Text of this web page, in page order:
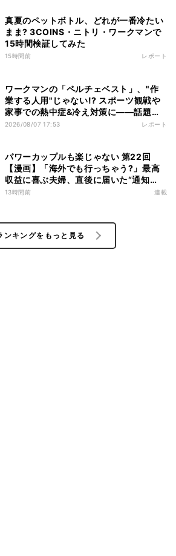
真夏のペットボトル、どれが一番冷たい
まま? 3COINS・ニトリ・ワークマンで
15時間検証してみた
15時間前 レポート
ワークマンの「ペルチェベスト」、"作
業する人用"じゃない!? スポーツ観戦や
家事での熱中症&冷え対策に――話題の
商品を徹底検証
2026/08/07 17:53 レポート
パワーカップルも楽じゃない 第22回
【漫画】「海外でも行っちゃう?」最高
収益に喜ぶ夫婦、直後に届いた“通知
書”で現実に戻された
13時間前 連載
ンキングをもっと見る